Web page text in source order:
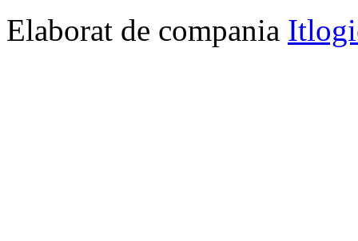
Elaborat de compania